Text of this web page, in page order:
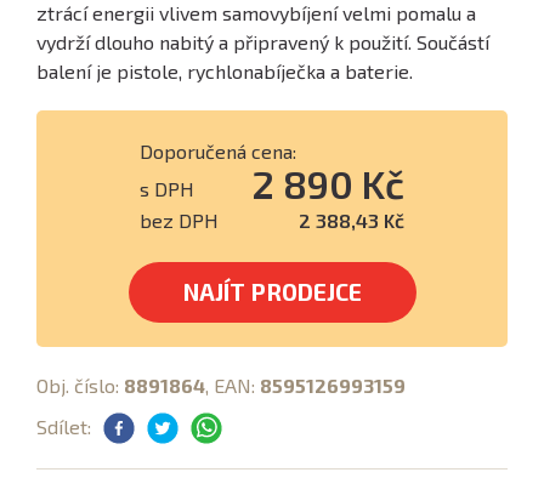
ztrácí energii vlivem samovybíjení velmi pomalu a
vydrží dlouho nabitý a připravený k použití. Součástí
balení je pistole, rychlonabíječka a baterie.
Doporučená cena:
s DPH
2 890 Kč
bez DPH 2 388,43 Kč
NAJÍT PRODEJCE
Obj. číslo: 8891864, EAN: 8595126993159
Sdílet: